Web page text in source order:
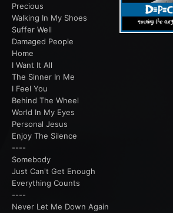
Precious
Walking In My Shoes
Suffer Well
Damaged People
Home
I Want It All
The Sinner In Me
I Feel You
Behind The Wheel
World In My Eyes
Personal Jesus
Enjoy The Silence
----
Somebody
Just Can't Get Enough
Everything Counts
----
Never Let Me Down Again